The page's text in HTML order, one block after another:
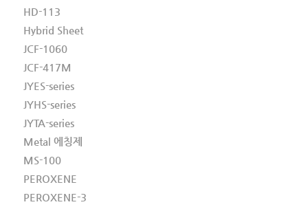
HD-113
Hybrid Sheet
JCF-1060
JCF-417M
JYES-series
JYHS-series
JYTA-series
Metal 에칭제
MS-100
PEROXENE
PEROXENE-3